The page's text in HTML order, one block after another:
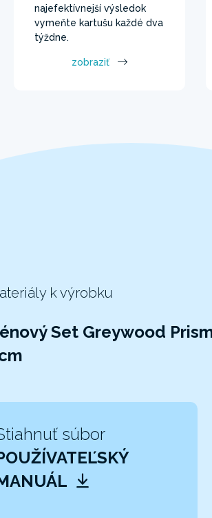
najefektívnejší výsledok
vymeňte kartušu každé dva
týždne.
zobraziť
k výrobku
Set Greywood
súbor